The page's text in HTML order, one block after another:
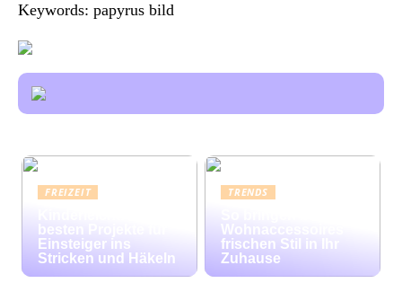
Keywords: papyrus bild
FREIZEIT
besten Projekte für
Einsteiger ins
Stricken und Häkeln
TRENDS
Wohnaccessoires
frischen Stil in Ihr
Zuhause